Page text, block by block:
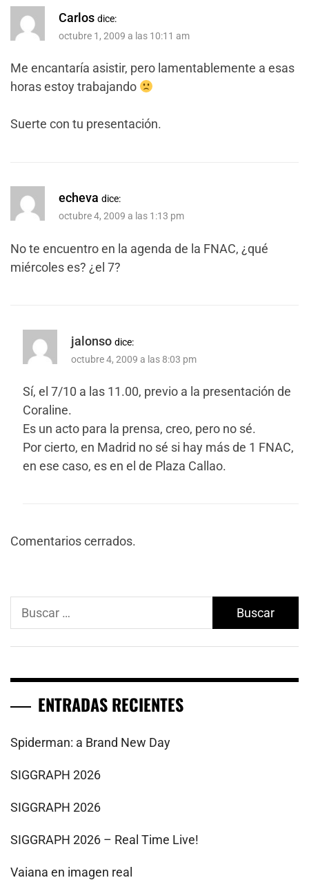
Carlos dice:
octubre 1, 2009 a las 10:11 am
Me encantaría asistir, pero lamentablemente a esas
horas estoy trabajando
Suerte con tu presentación.
echeva dice:
octubre 4, 2009 a las 1:13 pm
No te encuentro en la agenda de la FNAC, ¿qué
miércoles es? ¿el 7?
jalonso dice:
octubre 4, 2009 a las 8:03 pm
Sí, el 7/10 a las 11.00, previo a la presentación de
Coraline.
Es un acto para la prensa, creo, pero no sé.
Por cierto, en Madrid no sé si hay más de 1 FNAC,
en ese caso, es en el de Plaza Callao.
Comentarios cerrados.
Buscar:
ENTRADAS RECIENTES
Spiderman: a Brand New Day
SIGGRAPH 2026
SIGGRAPH 2026
SIGGRAPH 2026 – Real Time Live!
Vaiana en imagen real